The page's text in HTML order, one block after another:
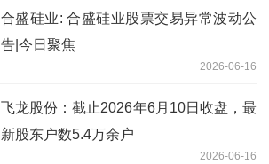
合盛硅业: 合盛硅业股票交易异常波动公
告|今日聚焦
2026-06-16
飞龙股份：截止2026年6月10日收盘，最
新股东户数5.4万余户
2026-06-16